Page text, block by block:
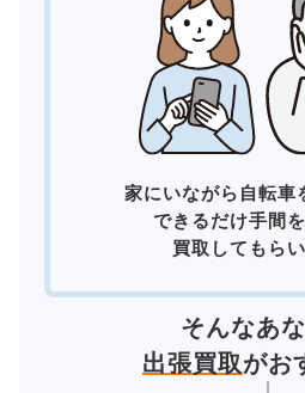
家にいながら自転車
できるだけ手間
買取してもらい
そんなあ
出張買取がお